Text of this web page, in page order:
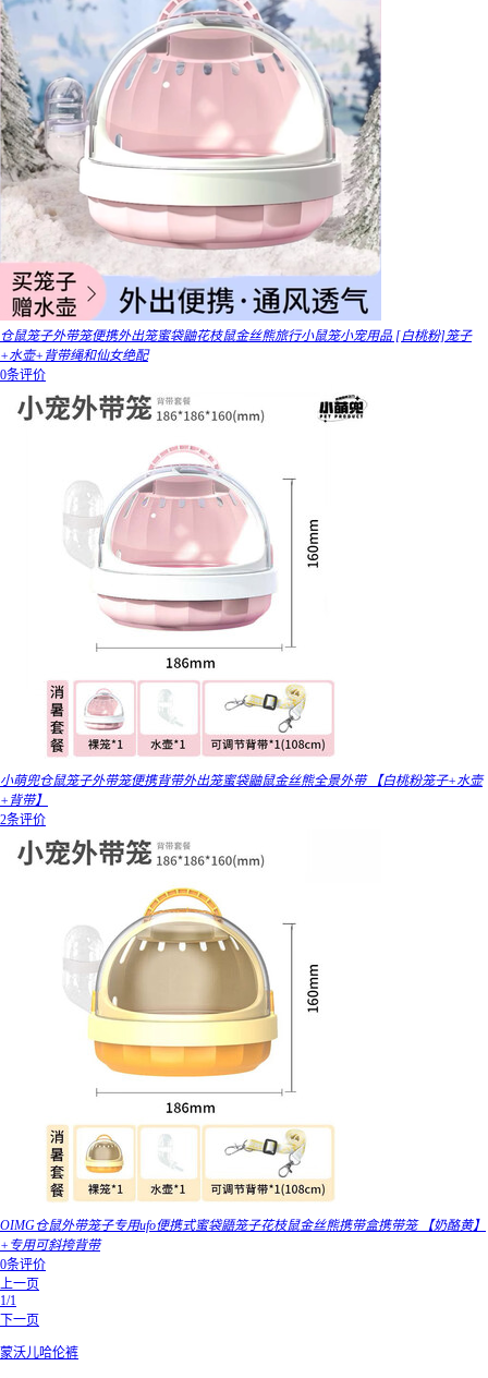
仓鼠笼子外带笼便携外出笼蜜袋鼬花枝鼠金丝熊旅行小鼠笼小宠用品 [白桃粉]笼子
+水壶+背带绳和仙女绝配
0条评价
小萌兜仓鼠笼子外带笼便携背带外出笼蜜袋鼬鼠金丝熊全景外带 【白桃粉笼子+水壶
+背带】
2条评价
OIMG仓鼠外带笼子专用ufo便携式蜜袋鼯笼子花枝鼠金丝熊携带盒携带笼 【奶酪黄】
+专用可斜挎背带
0条评价
上一页
1/1
下一页
蒙沃儿哈伦裤